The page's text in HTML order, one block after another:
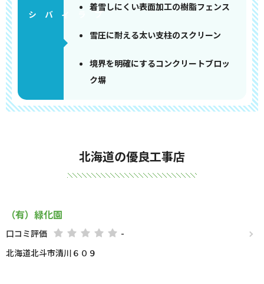
着雪しにくい表面加工の樹脂フェンス
雪圧に耐える太い支柱のスクリーン
境界を明確にするコンクリートブロッ
ク塀
北海道の優良工事店
（有）緑化園
口コミ評価
-
北海道北斗市清川６０９